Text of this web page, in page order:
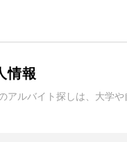
情報
ルバイト探しは、大学